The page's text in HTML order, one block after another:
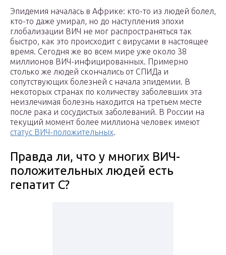
Эпидемия началась в Африке: кто-то из людей болел,
кто-то даже умирал, но до наступления эпохи
глобализации ВИЧ не мог распространяться так
быстро, как это происходит с вирусами в настоящее
время. Сегодня же во всем мире уже около 38
миллионов ВИЧ-инфицированных. Примерно
столько же людей скончались от СПИДа и
сопутствующих болезней с начала эпидемии. В
некоторых странах по количеству заболевших эта
неизлечимая болезнь находится на третьем месте
после рака и сосудистых заболеваний. В России на
текущий момент более миллиона человек имеют
статус ВИЧ-положительных.
Правда ли, что у многих ВИЧ-
положительных людей есть
гепатит С?